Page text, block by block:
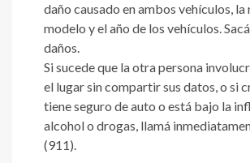
daño causado en ambos vehículos, la
modelo y el año de los vehículos.
daños.
Si sucede que la otra persona
el lugar sin compartir sus datos, o si
tiene seguro de auto o está bajo la
alcohol o drogas, llamá
(911).